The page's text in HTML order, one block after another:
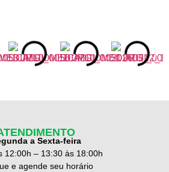
a Sexta-feira
12:00h – 13:30 às 18:00h
e agende seu horário